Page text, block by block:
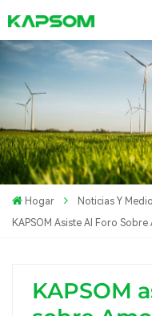
Hogar Noticias Y
KAPSOM Asiste Al Foro
KAPSOM